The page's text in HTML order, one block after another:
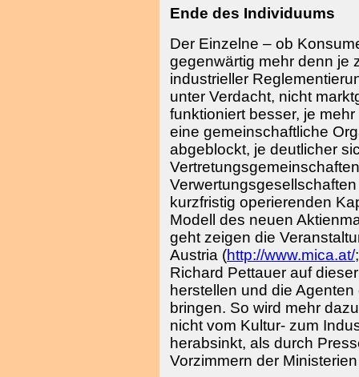
Ende des Individuums
Der Einzelne – ob
gegenwärtig mehr denn je
industrieller
unter Verdacht, nicht
funktioniert besser, je
eine gemeinschaftliche
abgeblockt, je deutlicher
kurzfristig operierenden
Modell des neuen
geht zeigen die
Austria (http://www.mica.at/
Richard Pettauer auf
herstellen und die
bringen. So wird mehr
nicht vom Kultur- zum
herabsinkt, als durch
Vorzimmern der